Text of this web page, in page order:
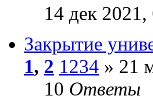
14 дек 2021,
Закрытие
1, 2 1234 » 21
10 Ответы